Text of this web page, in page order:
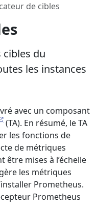
de cibles
du
les instances
avec un composant
(TA). En résumé, le TA
les fonctions de
de métriques
être mises à l’échelle
les métriques
Prometheus.
Prometheus